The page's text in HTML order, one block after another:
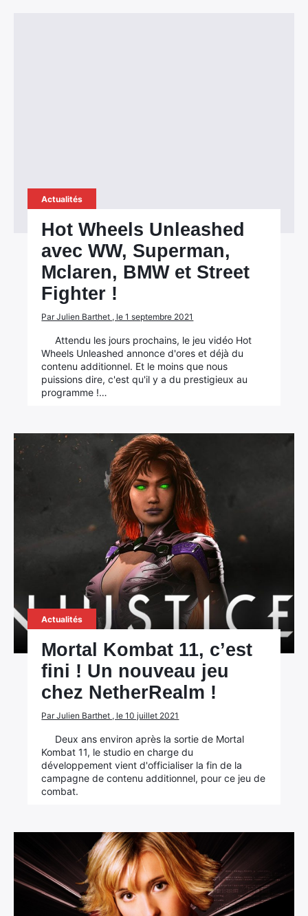
Actualités
Hot Wheels Unleashed
avec WW, Superman,
Mclaren, BMW et Street
Fighter !
Par Julien Barthet , le 1 septembre 2021
Attendu les jours prochains, le jeu vidéo Hot
Wheels Unleashed annonce d'ores et déjà du
contenu additionnel. Et le moins que nous
puissions dire, c'est qu'il y a du prestigieux au
programme !…
Actualités
Mortal Kombat 11, c’est
fini ! Un nouveau jeu
chez NetherRealm !
Par Julien Barthet , le 10 juillet 2021
Deux ans environ après la sortie de Mortal
Kombat 11, le studio en charge du
développement vient d'officialiser la fin de la
campagne de contenu additionnel, pour ce jeu de
combat.